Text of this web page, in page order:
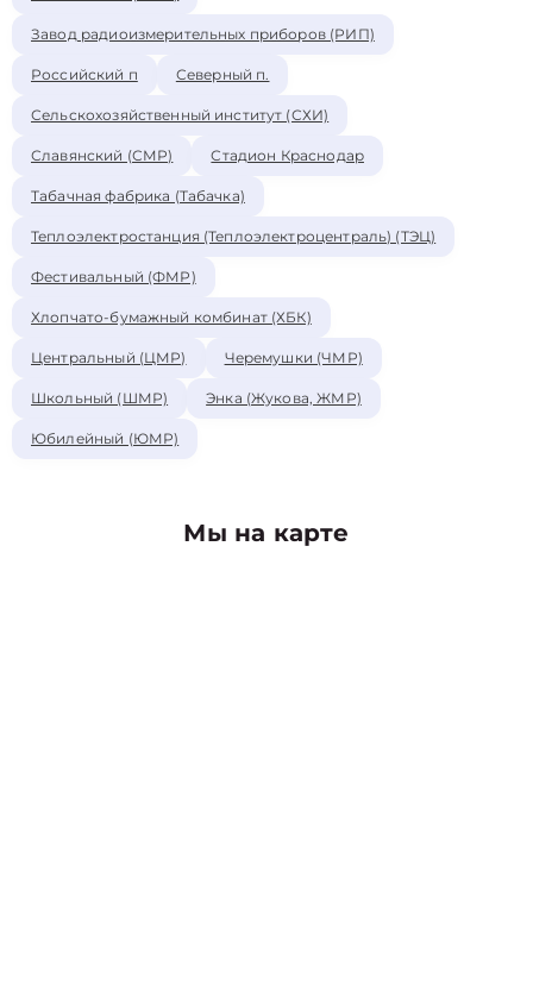
Завод радиоизмерительных приборов (РИП)
Российский п Северный п.
Сельскохозяйственный институт (СХИ)
Славянский (СМР) Стадион Краснодар
Табачная фабрика (Табачка)
Теплоэлектростанция (Теплоэлектроцентраль) (ТЭЦ)
Фестивальный (ФМР)
Хлопчато-бумажный комбинат (ХБК)
Центральный (ЦМР) Черемушки (ЧМР)
Школьный (ШМР) Энка (Жукова, ЖМР)
Юбилейный (ЮМР)
Мы на карте